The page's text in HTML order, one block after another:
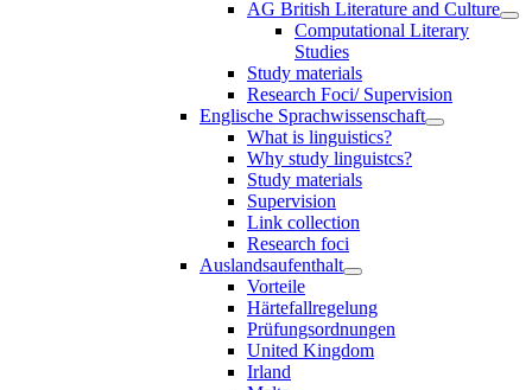
AG British Literature and Culture
Computational Literary
Studies
Study materials
Research Foci/ Supervision
Englische Sprachwissenschaft
What is linguistics?
Why study linguistcs?
Study materials
Supervision
Link collection
Research foci
Auslandsaufenthalt
Vorteile
Härtefallregelung
Prüfungsordnungen
United Kingdom
Irland